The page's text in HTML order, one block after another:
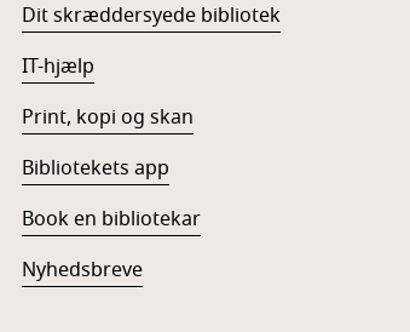
Dit skræddersyede bibliotek
IT-hjælp
Print, kopi og skan
Bibliotekets app
Book en bibliotekar
Nyhedsbreve